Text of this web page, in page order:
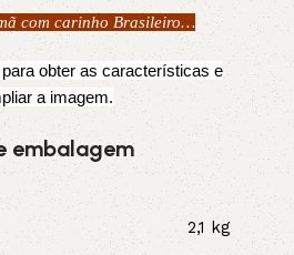
com carinho Brasileiro…
obter as características e
a imagem.
embalagem
2,1 kg